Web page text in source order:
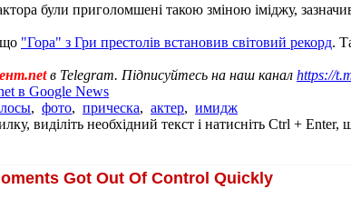
були приголомшені такою зміною іміджу,
що "Гора" з Гри престолів встановив світовий рекорд.
в Telegram. Підписуйтесь на наш канал https://
в Google News
, фото, прическа, актер, имидж
виділіть необхідний текст і натисніть Ctrl +